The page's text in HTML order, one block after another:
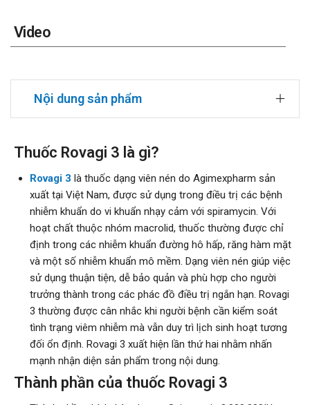
Video
Nội dung sản phẩm
Thuốc Rovagi 3 là gì?
Rovagi 3 là thuốc dạng viên nén do Agimexpharm sản
xuất tại Việt Nam, được sử dụng trong điều trị các bệnh
nhiễm khuẩn do vi khuẩn nhạy cảm với spiramycin. Với
hoạt chất thuộc nhóm macrolid, thuốc thường được chỉ
định trong các nhiễm khuẩn đường hô hấp, răng hàm mặt
và một số nhiễm khuẩn mô mềm. Dạng viên nén giúp việc
sử dụng thuận tiện, dễ bảo quản và phù hợp cho người
trưởng thành trong các phác đồ điều trị ngắn hạn. Rovagi
3 thường được cân nhắc khi người bệnh cần kiểm soát
tình trạng viêm nhiễm mà vẫn duy trì lịch sinh hoạt tương
đối ổn định. Rovagi 3 xuất hiện lần thứ hai nhằm nhấn
mạnh nhận diện sản phẩm trong nội dung.
Thành phần của thuốc Rovagi 3